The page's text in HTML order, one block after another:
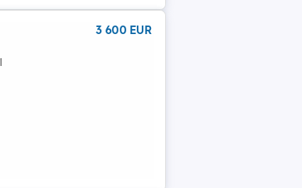
3 600 EUR